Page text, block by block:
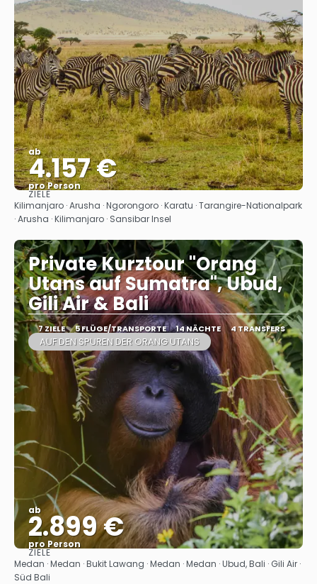
ab
4.157 €
pro Person
Sehen
ZIELE
Kilimanjaro · Arusha · Ngorongoro · Karatu · Tarangire-Nationalpark
· Arusha · Kilimanjaro · Sansibar Insel
Private Kurztour "Orang
Utans auf Sumatra", Ubud,
Gili Air & Bali
7 ZIELE 5 FLÜGE/TRANSPORTE 14 NÄCHTE 4 TRANSFERS
AUF DEN SPUREN DER ORANG UTANS
ab
2.899 €
pro Person
Sehen
ZIELE
Medan · Medan · Bukit Lawang · Medan · Medan · Ubud, Bali · Gili Air ·
Süd Bali